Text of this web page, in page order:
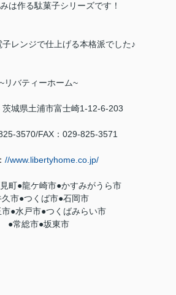
は作る駄菓子シリーズです！
レンジで仕上げる本格派でした♪
~リバティーホーム~
茨城県土浦市富士崎1-12-6-203
3570/FAX：029-825-3571
//www.libertyhome.co.jp/
町●龍ケ崎市●かすみがうら市
久市●つくば市●石岡市
市●水戸市●つくばみらい市
●常総市●坂東市